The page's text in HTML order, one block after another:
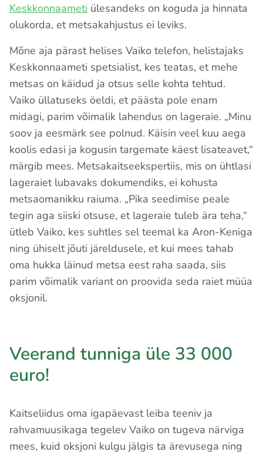
Keskkonnaameti ülesandeks on koguda ja hinnata
olukorda, et metsakahjustus ei leviks.
Mõne aja pärast helises Vaiko telefon, helistajaks
Keskkonnaameti spetsialist, kes teatas, et mehe
metsas on käidud ja otsus selle kohta tehtud.
Vaiko üllatuseks öeldi, et päästa pole enam
midagi, parim võimalik lahendus on lageraie. „Minu
soov ja eesmärk see polnud. Käisin veel kuu aega
koolis edasi ja kogusin targemate käest lisateavet,“
märgib mees. Metsakaitseekspertiis, mis on ühtlasi
lageraiet lubavaks dokumendiks, ei kohusta
metsaomanikku raiuma. „Pika seedimise peale
tegin aga siiski otsuse, et lageraie tuleb ära teha,“
ütleb Vaiko, kes suhtles sel teemal ka Aron-Keniga
ning ühiselt jõuti järeldusele, et kui mees tahab
oma hukka läinud metsa eest raha saada, siis
parim võimalik variant on proovida seda raiet müüa
oksjonil.
Veerand tunniga üle 33 000
euro!
Kaitseliidus oma igapäevast leiba teeniv ja
rahvamuusikaga tegelev Vaiko on tugeva närviga
mees, kuid oksjoni kulgu jälgis ta ärevusega ning